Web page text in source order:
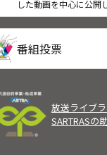
した動画を中心に公開
番組投票
放送ライブ
SARTRASの